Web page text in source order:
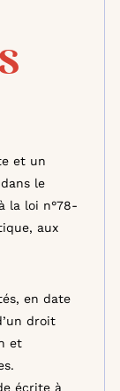
et un
le
la loi n°78-
aux
en date
droit
et
écrite à